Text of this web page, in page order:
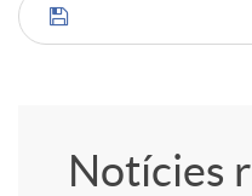
C
Notícies